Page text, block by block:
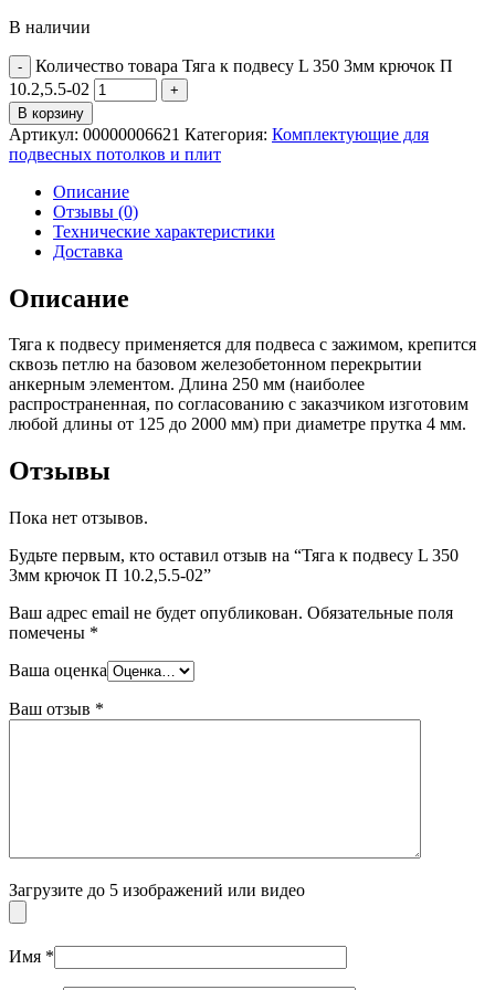
В наличии
Количество товара Тяга к подвесу L 350 3мм крючок П
10.2,5.5-02
В корзину
Артикул: 00000006621 Категория: Комплектующие для
подвесных потолков и плит
Описание
Отзывы (0)
Технические характеристики
Доставка
Описание
Тяга к подвесу применяется для подвеса с зажимом, крепится
сквозь петлю на базовом железобетонном перекрытии
анкерным элементом. Длина 250 мм (наиболее
распространенная, по согласованию с заказчиком изготовим
любой длины от 125 до 2000 мм) при диаметре прутка 4 мм.
Отзывы
Пока нет отзывов.
Будьте первым, кто оставил отзыв на “Тяга к подвесу L 350
3мм крючок П 10.2,5.5-02”
Ваш адрес email не будет опубликован. Обязательные поля
помечены *
Ваша оценка
Ваш отзыв *
Загрузите до 5 изображений или видео
Имя *